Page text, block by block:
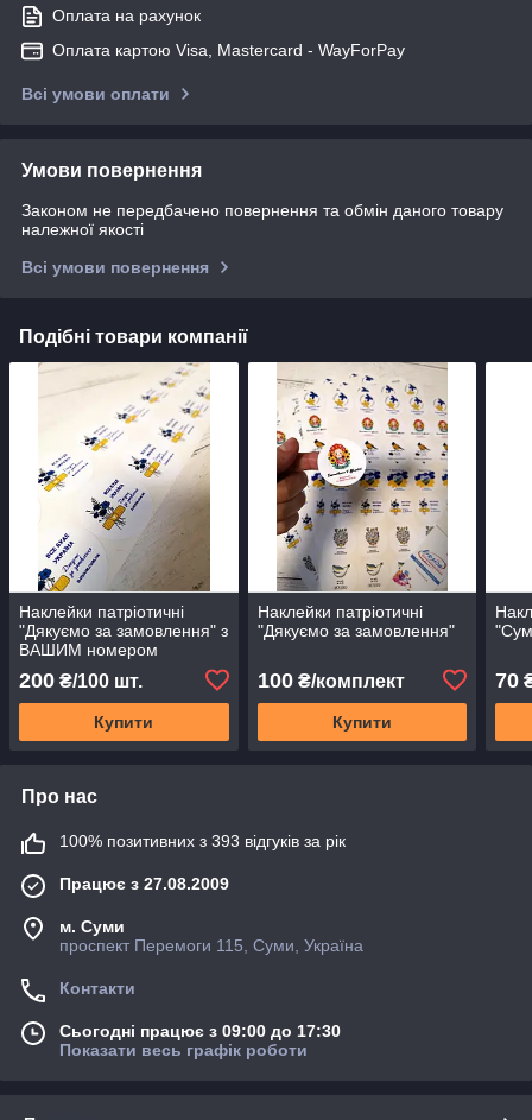
Оплата на рахунок
Оплата картою Visa, Mastercard - WayForPay
Всі умови оплати
Умови повернення
Законом не передбачено повернення та обмін даного товару
належної якості
Всі умови повернення
Подібні товари компанії
Наклейки патріотичні
"Дякуємо за замовлення" з
ВАШИМ номером
200 ₴/100 шт.
Купити
Наклейки патріотичні
"Дякуємо за замовлення"
100₴/комплект
Купити
70
Про нас
100% позитивних з 393 відгуків за рік
Працює з 27.08.2009
м. Суми
проспект Перемоги 115, Суми, Україна
Контакти
Сьогодні працює з 09:00 до 17:30
Показати весь графік роботи